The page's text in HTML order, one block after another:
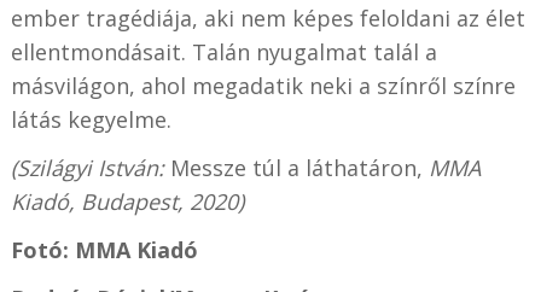
ember tragédiája, aki nem képes feloldani az élet
ellentmondásait. Talán nyugalmat talál a
másvilágon, ahol megadatik neki a színről színre
látás kegyelme.
(Szilágyi István: Messze túl a láthatáron, MMA
Kiadó, Budapest, 2020)
Fotó: MMA Kiadó